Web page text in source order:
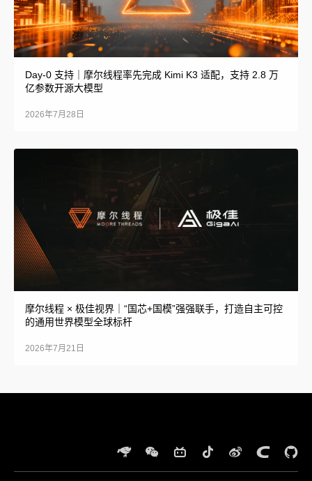
Day-0 支持｜摩尔线程率先完成 Kimi K3 适配，支持 2.8 万
亿参数开源大模型
2026年7月28日
摩尔线程 × 极佳视界｜“国芯+国模”强强联手，打造自主可控
的通用世界模型全球标杆
2026年7月21日